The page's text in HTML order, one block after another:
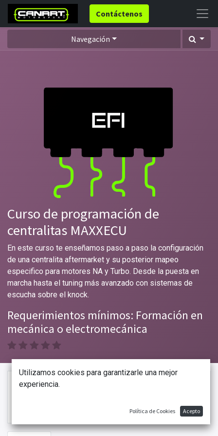
Contáctenos
Navegación
Curso de programación de
centralitas MAXXECU
En este curso te enseñamos paso a paso la configuración
de una centralita aftermarket y su posterior mapeo
especifico para motores NA y Turbo. Desde la puesta en
marcha hasta el tuning más avanzado con sistemas de
escucha sobre el knock.
Requerimientos mínimos: Formación en
mecánica o electromecánica
Curso privado
Utilizamos cookies para garantizarle una mejor
experiencia.
Política de Cookies Acepto